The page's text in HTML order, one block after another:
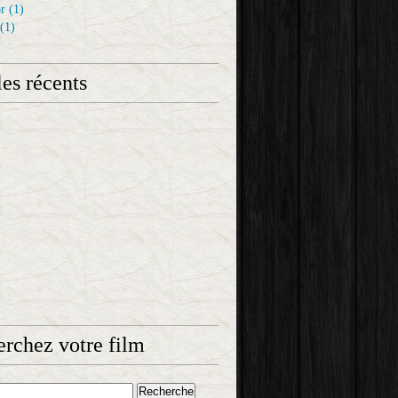
(1)
récents
votre film